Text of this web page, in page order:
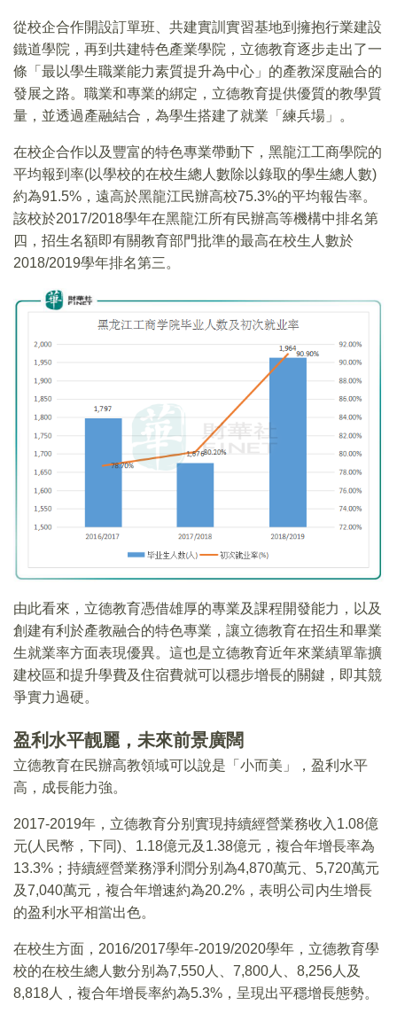
從校企合作開設訂單班、共建實訓實習基地到擁抱行業建設
鐵道學院，再到共建特色產業學院，立德教育逐步走出了一
條「最以學生職業能力素質提升為中心」的產教深度融合的
發展之路。職業和專業的綁定，立德教育提供優質的教學質
量，並透過產融結合，為學生搭建了就業「練兵場」。
在校企合作以及豐富的特色專業帶動下，黑龍江工商學院的
平均報到率(以學校的在校生總人數除以錄取的學生總人數)
約為91.5%，遠高於黑龍江民辦高校75.3%的平均報告率。
該校於2017/2018學年在黑龍江所有民辦高等機構中排名第
四，招生名額即有關教育部門批準的最高在校生人數於
2018/2019學年排名第三。
由此看來，立德教育憑借雄厚的專業及課程開發能力，以及
創建有利於產教融合的特色專業，讓立德教育在招生和畢業
生就業率方面表現優異。這也是立德教育近年來業績單靠擴
建校區和提升學費及住宿費就可以穩步增長的關鍵，即其競
爭實力過硬。
盈利水平靓麗，未來前景廣闊
立德教育在民辦高教領域可以說是「小而美」，盈利水平
高，成長能力強。
2017-2019年，立德教育分别實現持續經營業務收入1.08億
元(人民幣，下同)、1.18億元及1.38億元，複合年增長率為
13.3%；持續經營業務淨利潤分别為4,870萬元、5,720萬元
及7,040萬元，複合年增速約為20.2%，表明公司内生增長
的盈利水平相當出色。
在校生方面，2016/2017學年-2019/2020學年，立德教育學
校的在校生總人數分别為7,550人、7,800人、8,256人及
8,818人，複合年增長率約為5.3%，呈現出平穩增長態勢。